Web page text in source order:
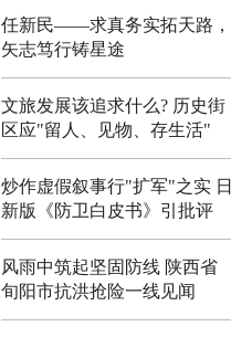
任新民——求真务实拓天路，
矢志笃行铸星途
文旅发展该追求什么? 历史街
区应"留人、见物、存生活"
炒作虚假叙事行"扩军"之实 日
新版《防卫白皮书》引批评
风雨中筑起坚固防线 陕西省
旬阳市抗洪抢险一线见闻